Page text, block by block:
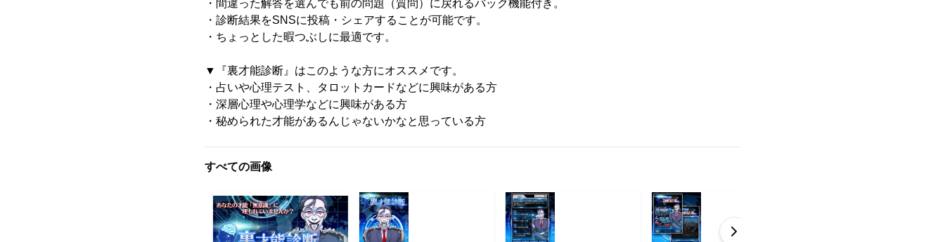
・間違った解答を選んでも前の問題（質問）に戻れるバック機能付き。
・診断結果をSNSに投稿・シェアすることが可能です。
・ちょっとした暇つぶしに最適です。
▼『裏才能診断』はこのような方にオススメです。
・占いや心理テスト、タロットカードなどに興味がある方
・深層心理や心理学などに興味がある方
・秘められた才能があるんじゃないかなと思っている方
すべての画像